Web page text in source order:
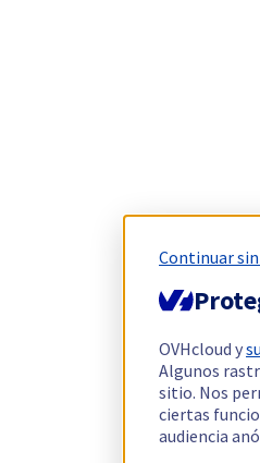
Continuar
OVHcloud y
Algunos
sitio. Nos
ciertas
audiencia